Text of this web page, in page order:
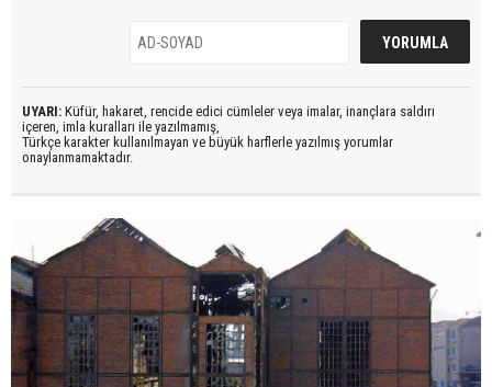
UYARI: Küfür, hakaret, rencide edici cümleler veya imalar, inançlara saldırı
içeren, imla kuralları ile yazılmamış,
Türkçe karakter kullanılmayan ve büyük harflerle yazılmış yorumlar
onaylanmamaktadır.